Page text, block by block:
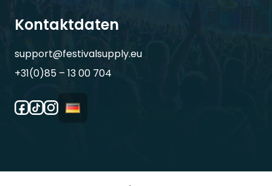
Kontaktdaten
support@festivalsupply.eu
+31(0)85 – 13 00 704